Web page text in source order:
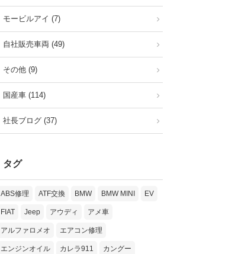
モービルアイ (7)
自社販売車両 (49)
その他 (9)
国産車 (114)
社長ブログ (37)
タグ
ABS修理 ATF交換 BMW BMW MINI EV
FIAT Jeep アウディ アメ車
アルファロメオ エアコン修理
エンジンオイル カレラ911 カングー